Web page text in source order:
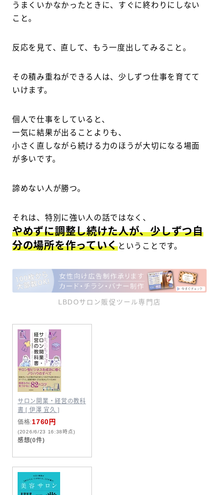
うまくいかなかったときに、すぐに終わりにしない
こと。
反応を見て、直して、もう一度出してみること。
その積み重ねができる人は、少しずつ仕事を育てて
いけます。
個人で仕事をしていると、
一気に結果が出ることよりも、
小さく直しながら続ける力のほうが大切になる場面
が多いです。
諦めない人が勝つ。
それは、特別に強い人の話ではなく、
やめずに調整し続けた人が、少しずつ自
分の場所を作っていくということです。
LBDOサロン販促ツール専門店
サロン開業・経営の教科
書 [ 伊澤 宜久 ]
価格:1760円
(2026/6/23 16:38時点)
感想(0件)